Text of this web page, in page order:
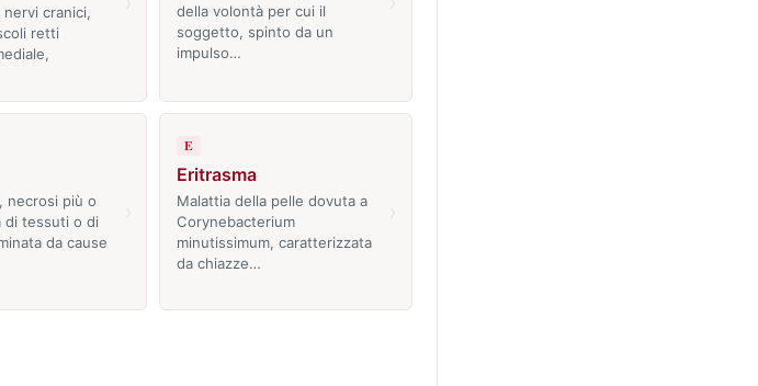
cranici,
retti
della volontà per cui il
soggetto, spinto da un
impulso…
necrosi più o
di tessuti o di
da cause
E
Eritrasma
Malattia della pelle dovuta a
Corynebacterium
minutissimum, caratterizzata
da chiazze…